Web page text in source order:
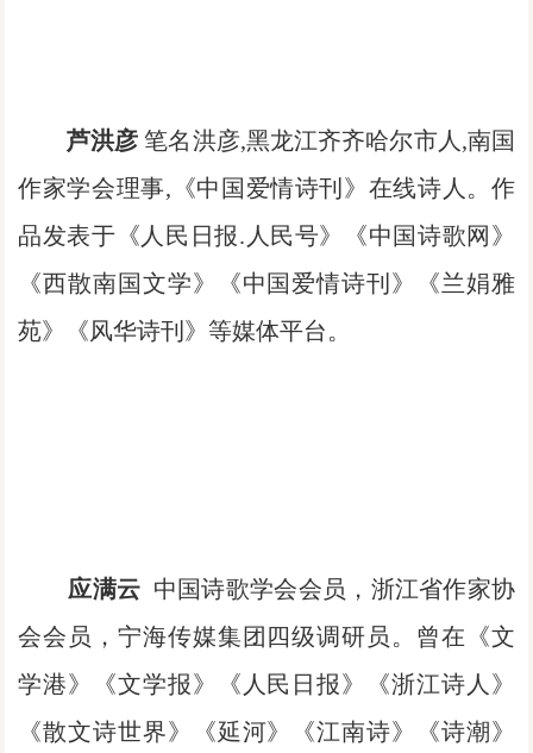
芦洪彦 笔名洪彦,黑龙江齐齐哈尔市人,南国
作家学会理事,《中国爱情诗刊》在线诗人。作
品发表于《人民日报.人民号》《中国诗歌网》
《西散南国文学》《中国爱情诗刊》《兰娟雅
苑》《风华诗刊》等媒体平台。
应满云 中国诗歌学会会员，浙江省作家协
会会员，宁海传媒集团四级调研员。曾在《文
学港》《文学报》《人民日报》《浙江诗人》
《散文诗世界》《延河》《江南诗》《诗潮》